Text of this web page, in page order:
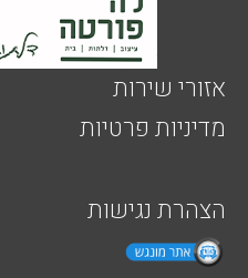
אזורי שירות
מדיניות פרטיות
הצהרת נגישות